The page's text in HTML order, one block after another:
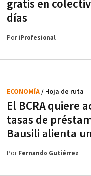
gratis en
días
PoriProfesional
El BCRA quiere
tasas de
Bausili alienta
ECONOMÍA/ Hoja de ruta
PorFernando Gutiérrez